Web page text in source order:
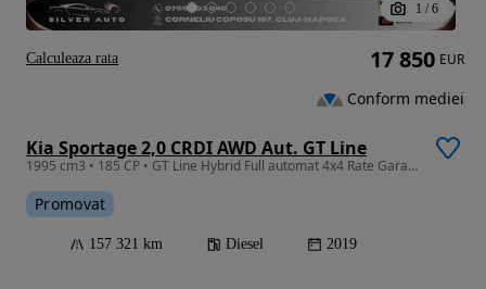
1 / 6
Kia Sportage 2,0 CRDI AWD Aut. GT Line
1995 cm3 • 185 CP • GT Line Hybrid Full automat 4x4 Rate Garantie 24 luni Finantare
Promovat
157 321 km Diesel 2019
17 850 EUR
Conform mediei
Calculeaza rata